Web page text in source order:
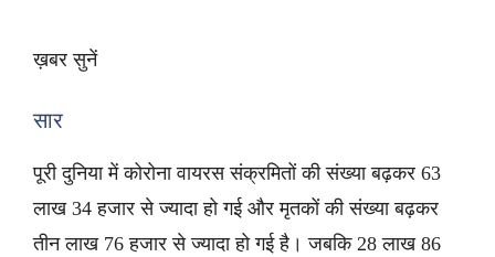
ख़बर सुनें
सार
पूरी दुनिया में कोरोना वायरस संक्रमितों की संख्या बढ़कर 63
लाख 34 हजार से ज्यादा हो गई और मृतकों की संख्या बढ़कर
तीन लाख 76 हजार से ज्यादा हो गई है। जबकि 28 लाख 86